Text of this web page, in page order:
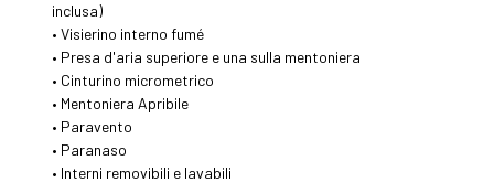
inclusa)
• Visierino interno fumé
• Presa d'aria superiore e una sulla mentoniera
• Cinturino micrometrico
• Mentoniera Apribile
• Paravento
• Paranaso
• Interni removibili e lavabili